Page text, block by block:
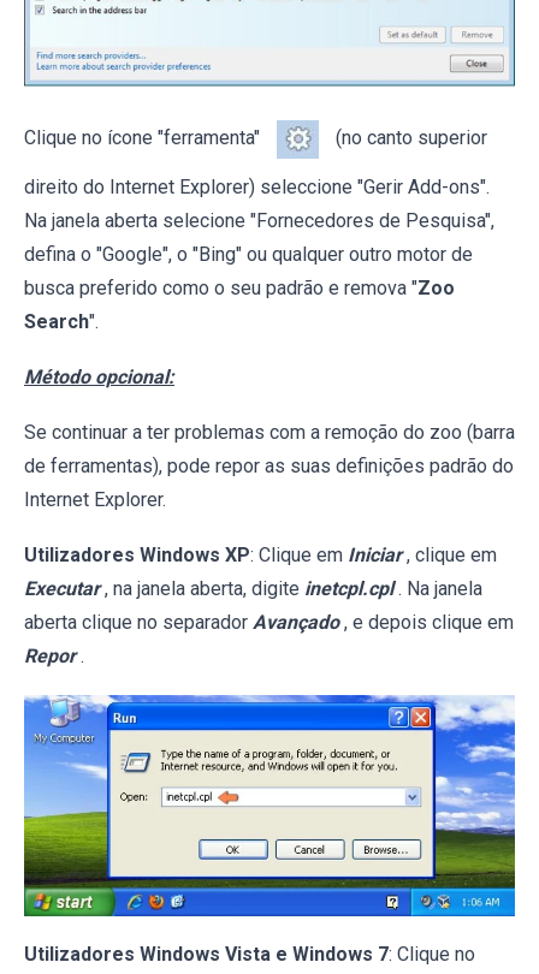
Clique no ícone "ferramenta" (no canto superior
direito do Internet Explorer) seleccione "Gerir Add-ons".
Na janela aberta selecione "Fornecedores de Pesquisa",
defina o "Google", o "Bing" ou qualquer outro motor de
busca preferido como o seu padrão e remova "Zoo
Search".
Método opcional:
Se continuar a ter problemas com a remoção do zoo (barra
de ferramentas), pode repor as suas definições padrão do
Internet Explorer.
Utilizadores Windows XP: Clique em Iniciar , clique em
Executar , na janela aberta, digite inetcpl.cpl . Na janela
aberta clique no separador Avançado , e depois clique em
Repor .
Utilizadores Windows Vista e Windows 7: Clique no